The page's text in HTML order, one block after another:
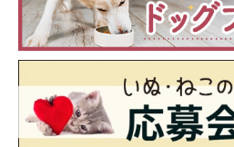
メス犬の発情は「発情前期」「発情
期」の4つの段階に分けられますが
って個体差があるため予想通りにな
発情前期